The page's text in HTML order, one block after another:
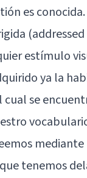
es
estímulo
ya la
se
tenemos